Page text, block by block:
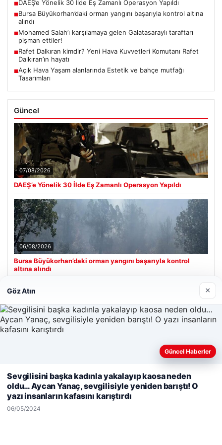
■DAEŞ’e Yönelik 30 İlde Eş Zamanlı Operasyon Yapıldı
■Bursa Büyükorhan’daki orman yangını başarıyla kontrol altına
alındı
■Mohamed Salah’ı karşılamaya gelen Galatasaraylı taraftarı
pişman ettiler!
■Rafet Dalkıran kimdir? Yeni Hava Kuvvetleri Komutanı Rafet
Dalkıran’ın hayatı
■Açık Hava Yaşam alanlarında Estetik ve bahçe mutfağı
Tasarımları
Güncel
07/08/2026
DAEŞ’e Yönelik 30 İlde Eş Zamanlı Operasyon Yapıldı
06/08/2026
Bursa Büyükorhan’daki orman yangını başarıyla kontrol
altına alındı
Son Eklenen Firmalar
deneyiminizi kişiselleştirmek ve geliştirmek amacıyla çerezler
kullanıyoruz.Çerez Politikamız
Göz Atın ×
Güncel Haberler
Sevgilisini başka kadınla yakalayıp kaosa neden
oldu… Aycan Yanaç, sevgilisiyle yeniden barıştı! O
yazı insanların kafasını karıştırdı
06/05/2024